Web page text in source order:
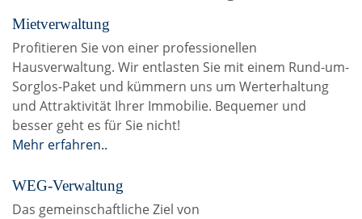
Mietverwaltung
Profitieren Sie von einer professionellen
Hausverwaltung. Wir entlasten Sie mit einem Rund-um-
Sorglos-Paket und kümmern uns um Werterhaltung
und Attraktivität Ihrer Immobilie. Bequemer und
besser geht es für Sie nicht!
Mehr erfahren..
WEG-Verwaltung
Das gemeinschaftliche Ziel von